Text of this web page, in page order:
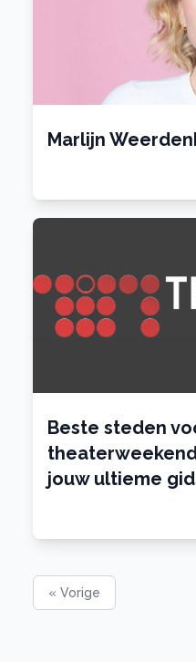
Marlijn
Beste steden
jouw ultieme
« Vorige